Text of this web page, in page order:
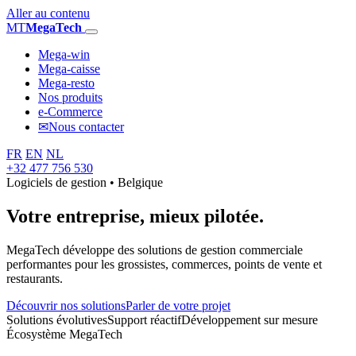
Aller au contenu
MTMegaTech
Mega-win
Mega-caisse
Mega-resto
Nos produits
e-Commerce
✉Nous contacter
FR EN NL
+32 477 756 530
Logiciels de gestion • Belgique
Votre entreprise, mieux pilotée.
MegaTech développe des solutions de gestion commerciale
performantes pour les grossistes, commerces, points de vente et
restaurants.
Découvrir nos solutionsParler de votre projet
Solutions évolutivesSupport réactifDéveloppement sur mesure
Écosystème MegaTech